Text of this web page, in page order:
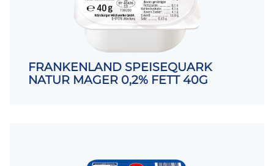
FRANKENLAND SPEISEQUARK
NATUR MAGER 0,2% FETT 40G